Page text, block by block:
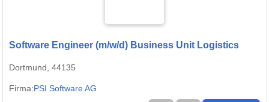
Software Engineer (m/w/d) Business Unit Logistics
Dortmund, 44135
Firma:PSI Software AG